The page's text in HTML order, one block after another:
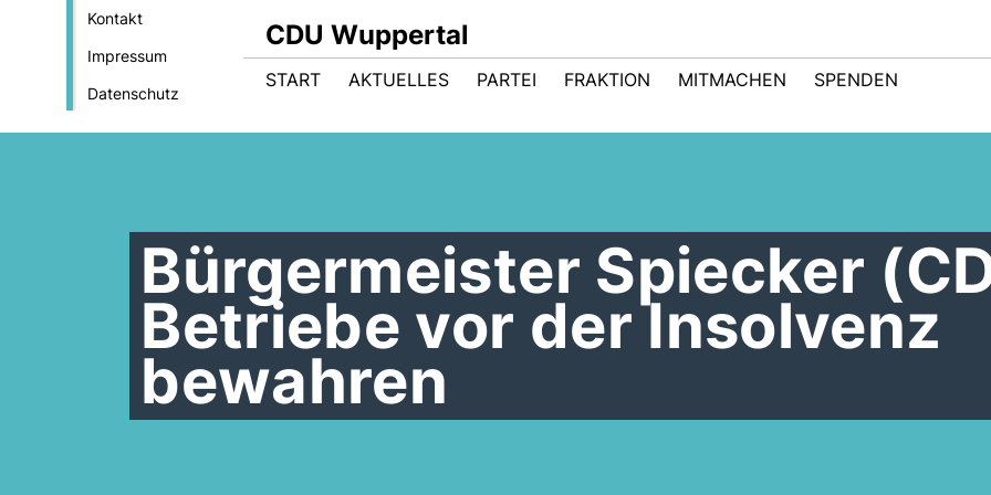
Kontakt
Impressum
Datenschutz
CDU Wuppertal
START AKTUELLES PARTEI FRAKTION MITMACHEN SPENDEN
Bürgermeister Spiecker
Betriebe vor der Insolvenz
bewahren